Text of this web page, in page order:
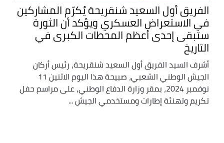
الفريق أول السعيد شنقريحة يُكرّم المشاركين
في الاستعراض العسكري ويؤكد أن الثورة
ستبقى إحدى أعظم المحطات الكبرى في
التاريخ
أشرف السيد الفريق أول السعيد شنقريحة، رئيس أركان
الجيش الوطني الشعبي، صبيحة هذا اليوم الاثنين 11
نوفمبر 2024، بمقر وزارة الدفاع الوطني، على مراسم حفل
تكريم وتهنئة إطارات ومستخدمي الجيش ...